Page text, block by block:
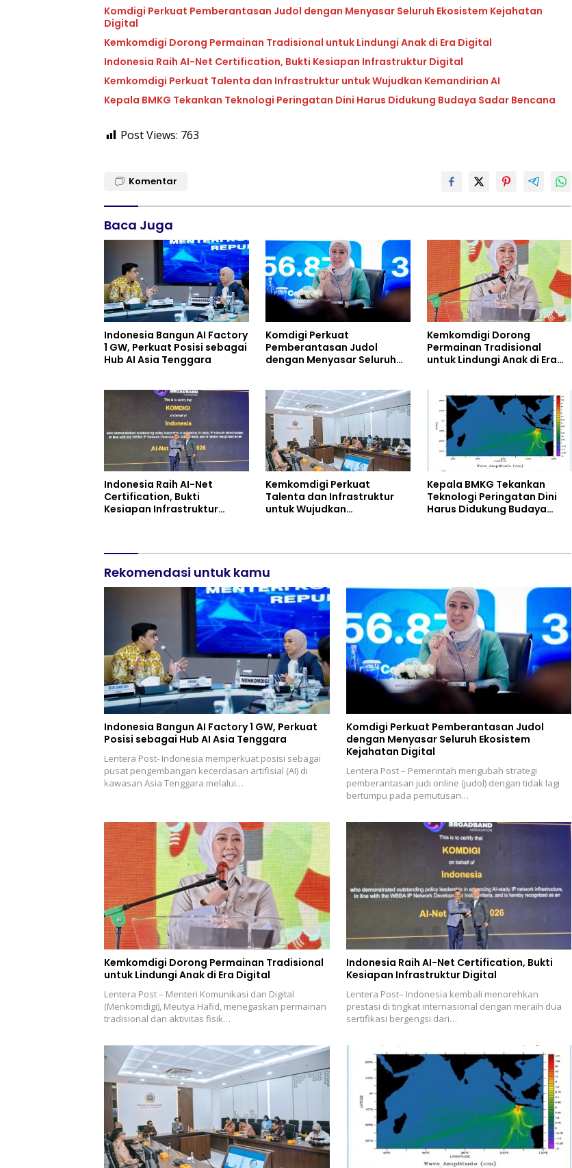
Komdigi Perkuat Pemberantasan Judol dengan Menyasar Seluruh Ekosistem Kejahatan
Digital
Kemkomdigi Dorong Permainan Tradisional untuk Lindungi Anak di Era Digital
Indonesia Raih AI-Net Certification, Bukti Kesiapan Infrastruktur Digital
Kemkomdigi Perkuat Talenta dan Infrastruktur untuk Wujudkan Kemandirian AI
Kepala BMKG Tekankan Teknologi Peringatan Dini Harus Didukung Budaya Sadar Bencana
Post Views: 763
Komentar
Baca Juga
Indonesia Bangun AI Factory
1 GW, Perkuat Posisi sebagai
Hub AI Asia Tenggara
Komdigi Perkuat
Pemberantasan Judol
dengan Menyasar Seluruh
Kemkomdigi Dorong
Permainan Tradisional
untuk Lindungi Anak di Era
Indonesia Raih AI-Net
Certification, Bukti
Kesiapan Infrastruktur
Kemkomdigi Perkuat
Talenta dan Infrastruktur
untuk Wujudkan
Kepala BMKG Tekankan
Teknologi Peringatan Dini
Harus Didukung Budaya
Rekomendasi untuk kamu
Indonesia Bangun AI Factory 1 GW, Perkuat
Posisi sebagai Hub AI Asia Tenggara
Lentera Post- Indonesia memperkuat posisi sebagai
pusat pengembangan kecerdasan artifisial (AI) di
kawasan Asia Tenggara melalui…
Komdigi Perkuat Pemberantasan Judol
dengan Menyasar Seluruh Ekosistem
Kejahatan Digital
Lentera Post – Pemerintah mengubah strategi
pemberantasan judi online (judol) dengan tidak lagi
bertumpu pada pemutusan…
Kemkomdigi Dorong Permainan Tradisional
untuk Lindungi Anak di Era Digital
Lentera Post – Menteri Komunikasi dan Digital
(Menkomdigi), Meutya Hafid, menegaskan permainan
tradisional dan aktivitas fisik…
Indonesia Raih AI-Net Certification, Bukti
Kesiapan Infrastruktur Digital
Lentera Post– Indonesia kembali menorehkan
prestasi di tingkat internasional dengan meraih dua
sertifikasi bergengsi dari…